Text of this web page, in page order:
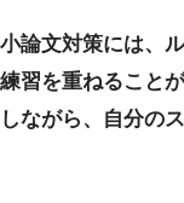
論文対策には、
習を重ねること
ながら、自分の